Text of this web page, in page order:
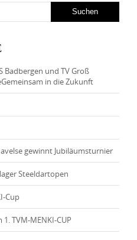
Badbergen und TV Groß
in die Zukunft
gewinnt Jubiläumsturnier
Steeldartopen
Cup
TVM-MENKI-CUP